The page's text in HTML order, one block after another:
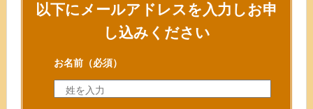
以下にメールアドレスを入力しお申
し込みください
お名前（必須）